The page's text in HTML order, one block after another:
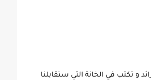
و تكتب في الخانة التي ستقابلنا